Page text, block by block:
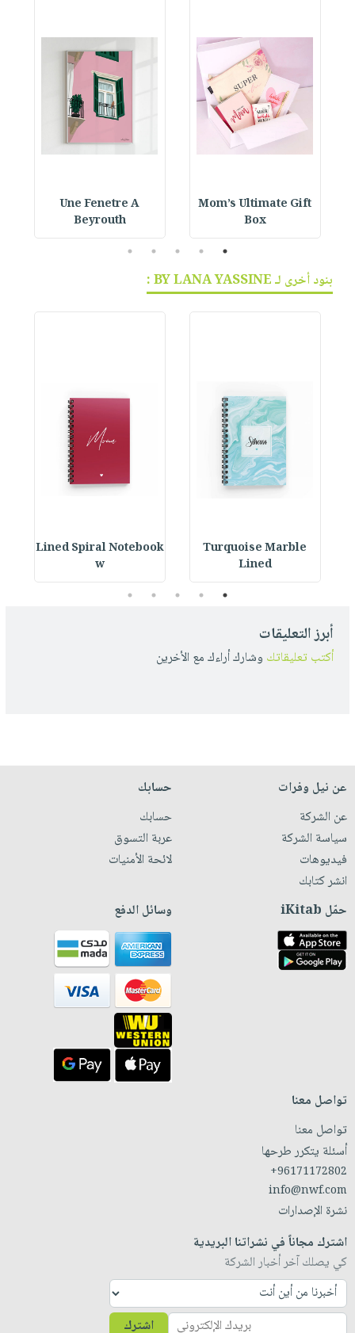
Mom’s Ultimate Gift
Box
Une Fenetre A
Beyrouth
1
2
3
4
5
بنود أخرى لـ BY LANA YASSINE :
Turquoise Marble
Lined
Lined Spiral Notebook
w
1
2
3
4
5
أبرز التعليقات
أكتب تعليقاتك وشارك أراءك مع الأخرين
عن نيل وفرات
عن الشركة
سياسة الشركة
فيديوهات
انشر كتابك
حسابك
حسابك
عربة التسوق
لائحة الأمنيات
حمّل iKitab وسائل الدفع
تواصل معنا
تواصل معنا
أسئلة يتكرر طرحها
+96171172802
info@nwf.com
نشرة الإصدارات
اشترك مجاناً في نشراتنا البريدية
كي يصلك آخر أخبار الشركة
اشترك